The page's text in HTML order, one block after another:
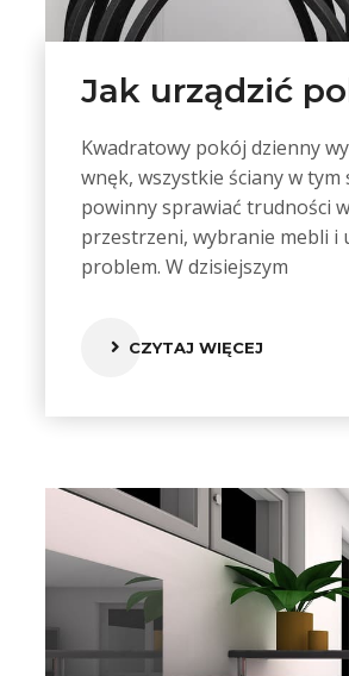
Jak urządzić
Kwadratowy pokój dzienny
wnęk, wszystkie ściany w
powinny sprawiać trudności
przestrzeni, wybranie mebli i
problem. W dzisiejszym
CZYTAJ WIĘCEJ